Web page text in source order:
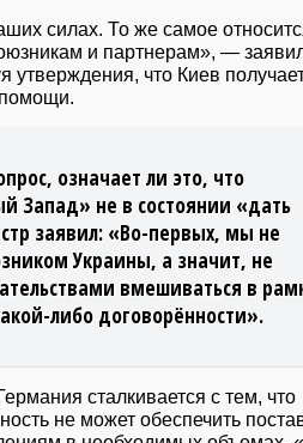
силах. То же самое
и партнерам», —
утверждения, что Киев
означает ли это, что
Запад» не в состоянии «дать
заявил: «Во-первых, мы не
Украины, а значит, не
вмешиваться в
либо договорённости».
сталкивается с тем, что
не может обеспечить